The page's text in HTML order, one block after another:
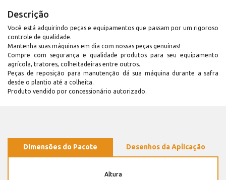
Descrição
Você está adquirindo peças e equipamentos que passam por um rigoroso
controle de qualidade.
Mantenha suas máquinas em dia com nossas peças genuínas!
Compre com segurança e qualidade produtos para seu equipamento
agrícola, tratores, colheitadeiras entre outros.
Peças de reposição para manutenção dá sua máquina durante a safra
desde o plantio até a colheita.
Produto vendido por concessionário autorizado.
Dimensões do Pacote Desenhos da Aplicação
Altura